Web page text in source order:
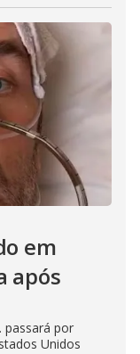
em
após
passará por
Unidos